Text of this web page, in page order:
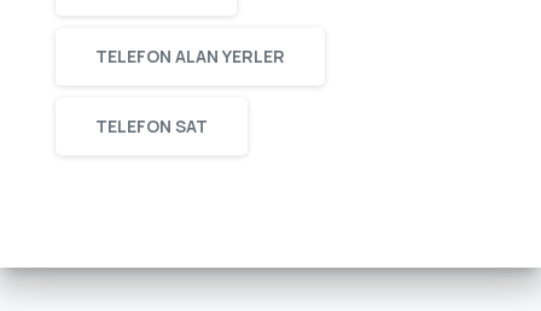
TELEFON ALAN YERLER
TELEFON SAT